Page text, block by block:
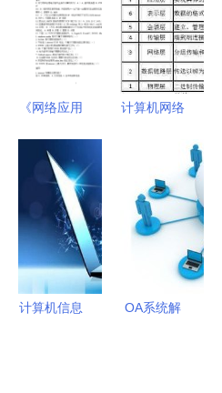
界融合
《网络应用
形成性考核
精析——计
算机网络信
息管理与服
务专项研究
计算机网络
在信息系统
管理与服务
中的应用
计算机信息
OA系统解